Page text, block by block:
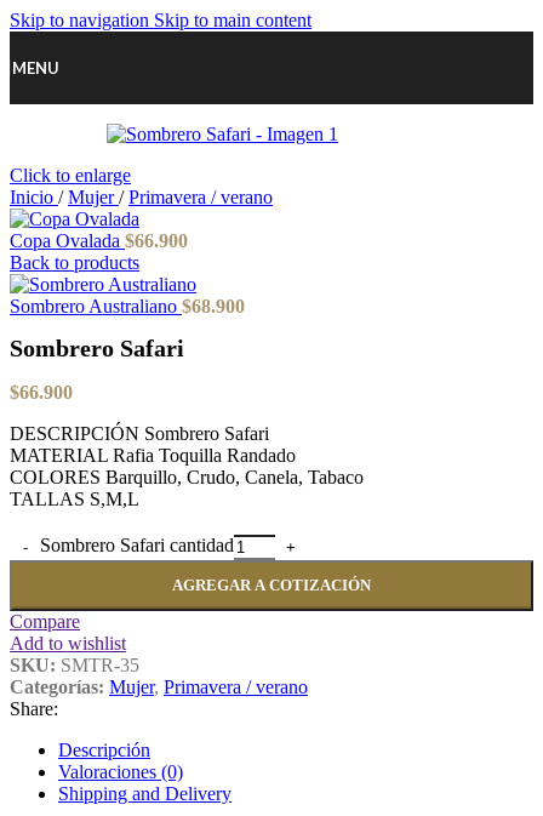
Skip to navigation Skip to main content
MENU
Click to enlarge
Inicio / Mujer/ Primavera / verano
Copa Ovalada $66.900
Back to products
Sombrero Australiano $68.900
Sombrero Safari
$66.900
DESCRIPCIÓN Sombrero Safari
MATERIAL Rafia Toquilla Randado
COLORES Barquillo, Crudo, Canela, Tabaco
TALLAS S,M,L
Sombrero Safari cantidad
AGREGAR A COTIZACIÓN
Compare
Add to wishlist
SKU: SMTR-35
Categorías: Mujer, Primavera / verano
Share:
Descripción
Valoraciones (0)
Shipping and Delivery